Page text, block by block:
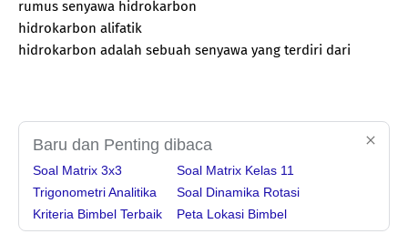
rumus senyawa hidrokarbon
hidrokarbon alifatik
hidrokarbon adalah sebuah senyawa yang terdiri dari
Baru dan Penting dibaca
Soal Matrix 3x3
Trigonometri Analitika
Kriteria Bimbel Terbaik
Soal Matrix Kelas 11
Soal Dinamika Rotasi
Peta Lokasi Bimbel